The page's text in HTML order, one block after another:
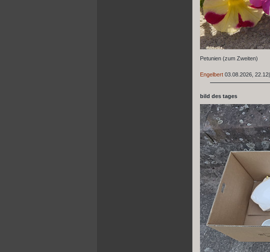
Petunien (zum Zweiten)
Engelbert 03.08.2026, 22.12|
bild des tages